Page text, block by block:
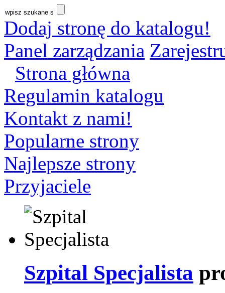
Dodaj stronę do katalogu!
Panel zarządzania
Strona główna
Regulamin katalogu
Kontakt z nami!
Popularne strony
Najlepsze strony
Przyjaciele
Szpital Specjalista